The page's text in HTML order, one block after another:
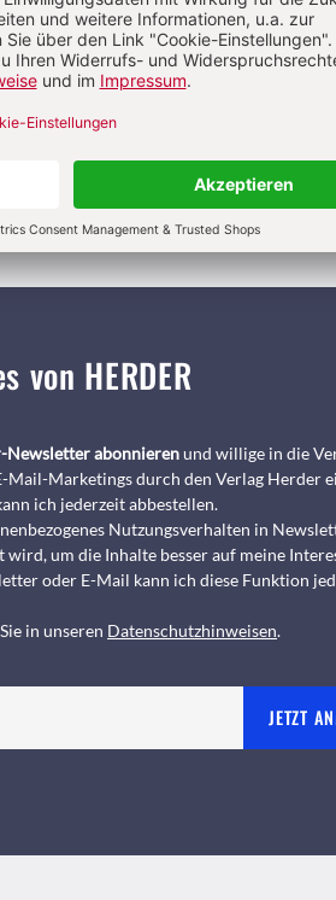
Abkürzungen Über das Lexikon
kindergarten heute Fachmagazin,
Römische Quartalschrift
kundenservice@herder.de Abo online
von HERDER
Newsletter abonnierenund willige in die
Mail-Marketings durch den Verlag Herder
ich jederzeit abbestellen.
Nutzungsverhalten in
um die Inhalte besser auf meine
oder E-Mail kann ich diese Funktion
in unseren Datenschutzhinweisen.
JETZT